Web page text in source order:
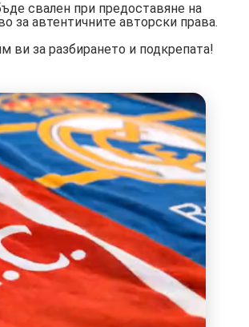
свален при предоставяне на
за автентичните авторски права.
ви за разбирането и подкрепата!